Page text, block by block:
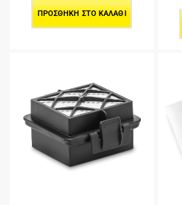
ΠΡΟΣΘΉΚΗ ΣΤΟ ΚΑΛΆΘΙ